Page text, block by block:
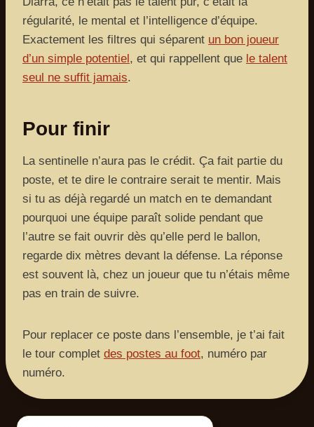
régularité, le mental et l’intelligence d’équipe.
Exactement les filtres qui séparent un bon joueur
d’un simple potentiel, et qui rappellent que le talent
seul ne suffit jamais.
Pour finir
La sentinelle n’aura pas le crédit. Ça fait partie du
poste, et te dire le contraire serait te mentir. Mais
si tu as déjà regardé un match en te demandant
pourquoi une équipe paraît solide pendant que
l’autre se fait ouvrir dès qu’elle perd le ballon,
regarde dix mètres devant la défense. La réponse
est souvent là, chez un joueur que tu n’étais même
pas en train de suivre.
Pour replacer ce poste dans l’ensemble, je t’ai fait
le tour complet des postes au foot, numéro par
numéro.